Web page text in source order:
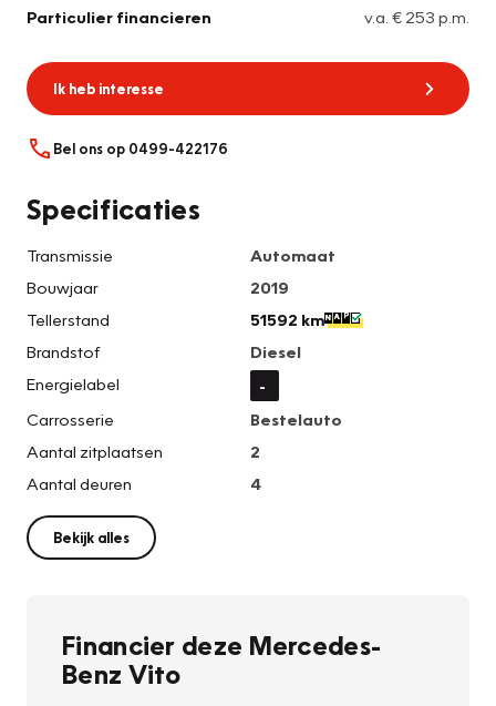
Particulier financieren v.a. € 253 p.m.
Ik heb interesse
Bel ons op 0499-422176
Specificaties
Transmissie
Automaat
Bouwjaar
2019
Tellerstand
51592 km
Brandstof
Diesel
Energielabel
-
Carrosserie
Bestelauto
Aantal zitplaatsen
2
Aantal deuren
4
Bekijk alles
Financier deze Mercedes-
Benz Vito